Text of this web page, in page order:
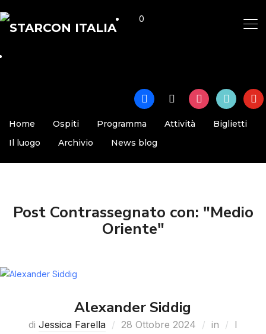
0
facebook instagramtiktok
Home Ospiti Programma Attività
Biglietti
Il luogo
Archivio News blog
Post Contrassegnato con: "Medio
Oriente"
Alexander Siddig
di Jessica Farella 28 Ottobre 2024 in
I